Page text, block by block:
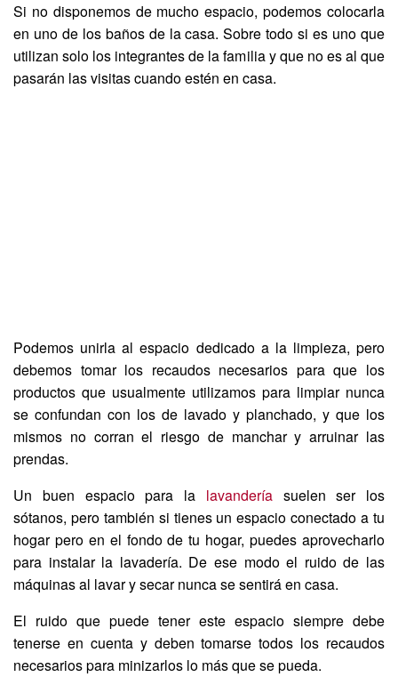
Si no disponemos de mucho espacio, podemos colocarla
en uno de los baños de la casa. Sobre todo si es uno que
utilizan solo los integrantes de la familia y que no es al que
pasarán las visitas cuando estén en casa.
Podemos unirla al espacio dedicado a la limpieza, pero
debemos tomar los recaudos necesarios para que los
productos que usualmente utilizamos para limpiar nunca
se confundan con los de lavado y planchado, y que los
mismos no corran el riesgo de manchar y arruinar las
prendas.
Un buen espacio para la lavanderíasuelen ser los
sótanos, pero también si tienes un espacio conectado a tu
hogar pero en el fondo de tu hogar, puedes aprovecharlo
para instalar la lavadería. De ese modo el ruido de las
máquinas al lavar y secar nunca se sentirá en casa.
El ruido que puede tener este espacio siempre debe
tenerse en cuenta y deben tomarse todos los recaudos
necesarios para minizarlos lo más que se pueda.